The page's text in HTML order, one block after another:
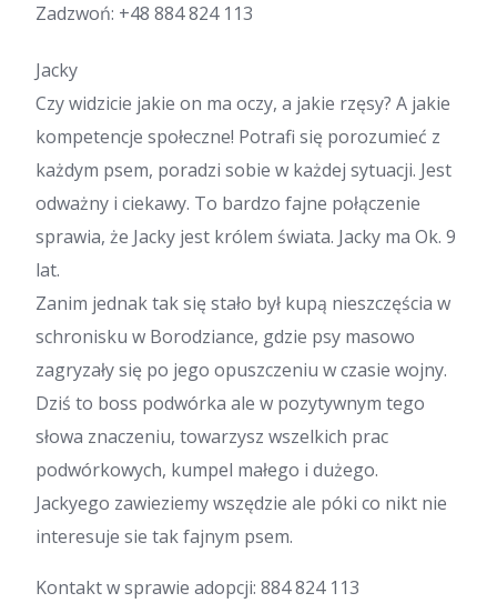
Zadzwoń: +48 884 824 113
Jacky
Czy widzicie jakie on ma oczy, a jakie rzęsy? A jakie
kompetencje społeczne! Potrafi się porozumieć z
każdym psem, poradzi sobie w każdej sytuacji. Jest
odważny i ciekawy. To bardzo fajne połączenie
sprawia, że Jacky jest królem świata. Jacky ma Ok. 9
lat.
Zanim jednak tak się stało był kupą nieszczęścia w
schronisku w Borodziance, gdzie psy masowo
zagryzały się po jego opuszczeniu w czasie wojny.
Dziś to boss podwórka ale w pozytywnym tego
słowa znaczeniu, towarzysz wszelkich prac
podwórkowych, kumpel małego i dużego.
Jackyego zawieziemy wszędzie ale póki co nikt nie
interesuje sie tak fajnym psem.
Kontakt w sprawie adopcji: 884 824 113